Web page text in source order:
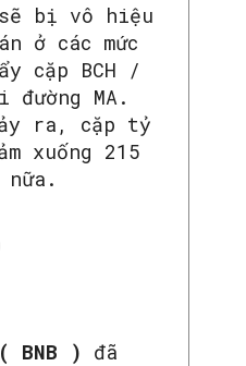
bị vô hiệu
ở các mức
cặp BCH /
đường MA.
ra, cặp tỷ
xuống 215
( BNB ) đã